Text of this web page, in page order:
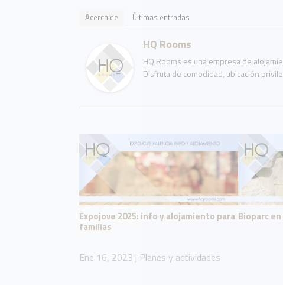
Acerca de Últimas entradas
HQ Rooms
HQ Rooms es una empresa de
Disfruta de comodidad, ubicación
Expojove 2025: info y alojamiento para
familias
Bioparc
Ene 16, 2023 | Planes y actividades